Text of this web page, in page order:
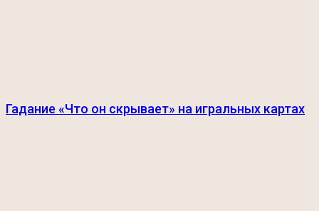
Гадание «Что он скрывает» на игральных картах